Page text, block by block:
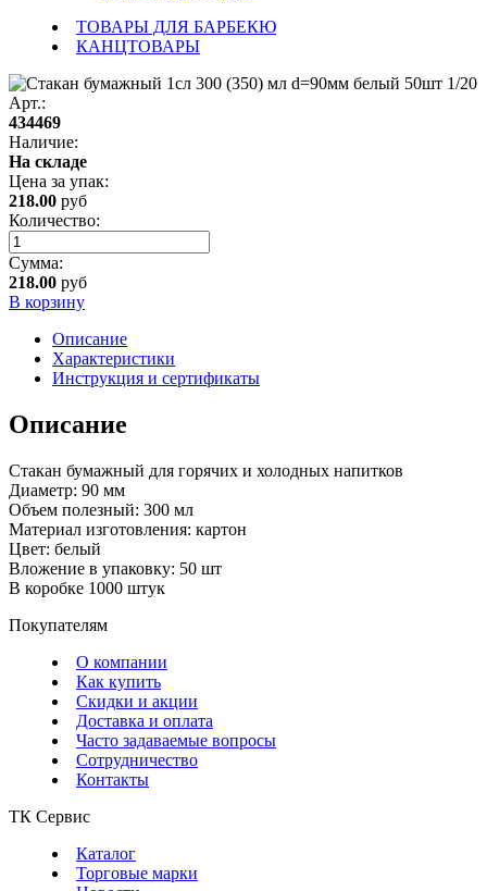
ТОВАРЫ ДЛЯ БАРБЕКЮ
КАНЦТОВАРЫ
Арт.:
434469
Наличие:
На складе
Цена за упак:
218.00 руб
Количество:
Сумма:
218.00 руб
В корзину
Описание
Характеристики
Инструкция и сертификаты
Описание
Стакан бумажный для горячих и холодных напитков
Диаметр: 90 мм
Объем полезный: 300 мл
Материал изготовления: картон
Цвет: белый
Вложение в упаковку: 50 шт
В коробке 1000 штук
Покупателям
О компании
Как купить
Скидки и акции
Доставка и оплата
Часто задаваемые вопросы
Сотрудничество
Контакты
ТК Сервис
Каталог
Торговые марки